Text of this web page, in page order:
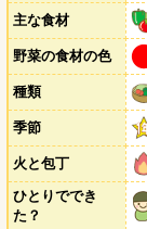
主な食材
野菜の食材の色
種類
季節
火と包丁
ひとりででき
た？